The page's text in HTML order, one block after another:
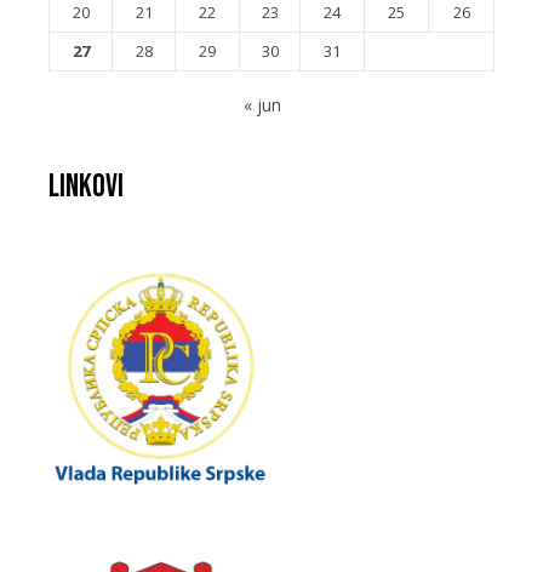
20 21 22 23 24 25
26
27
28 29 30 31
« jun
Linkovi